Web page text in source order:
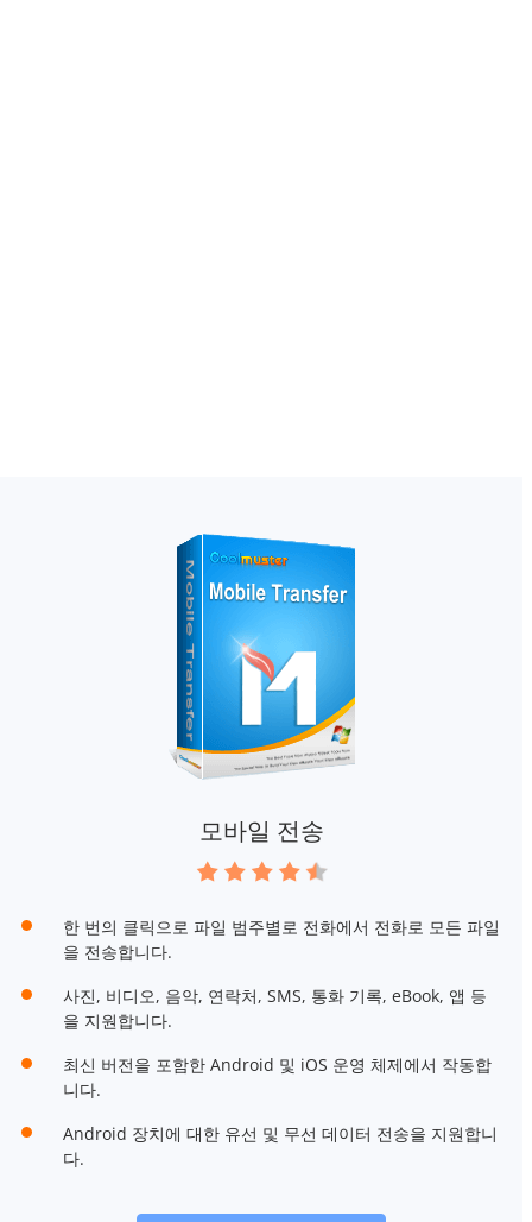
모바일 전송
한 번의 클릭으로 파일 범주별로 전화에서 전화로 모든 파일
을 전송합니다.
사진, 비디오, 음악, 연락처, SMS, 통화 기록, eBook, 앱 등
을 지원합니다.
최신 버전을 포함한 Android 및 iOS 운영 체제에서 작동합
니다.
Android 장치에 대한 유선 및 무선 데이터 전송을 지원합니
다.